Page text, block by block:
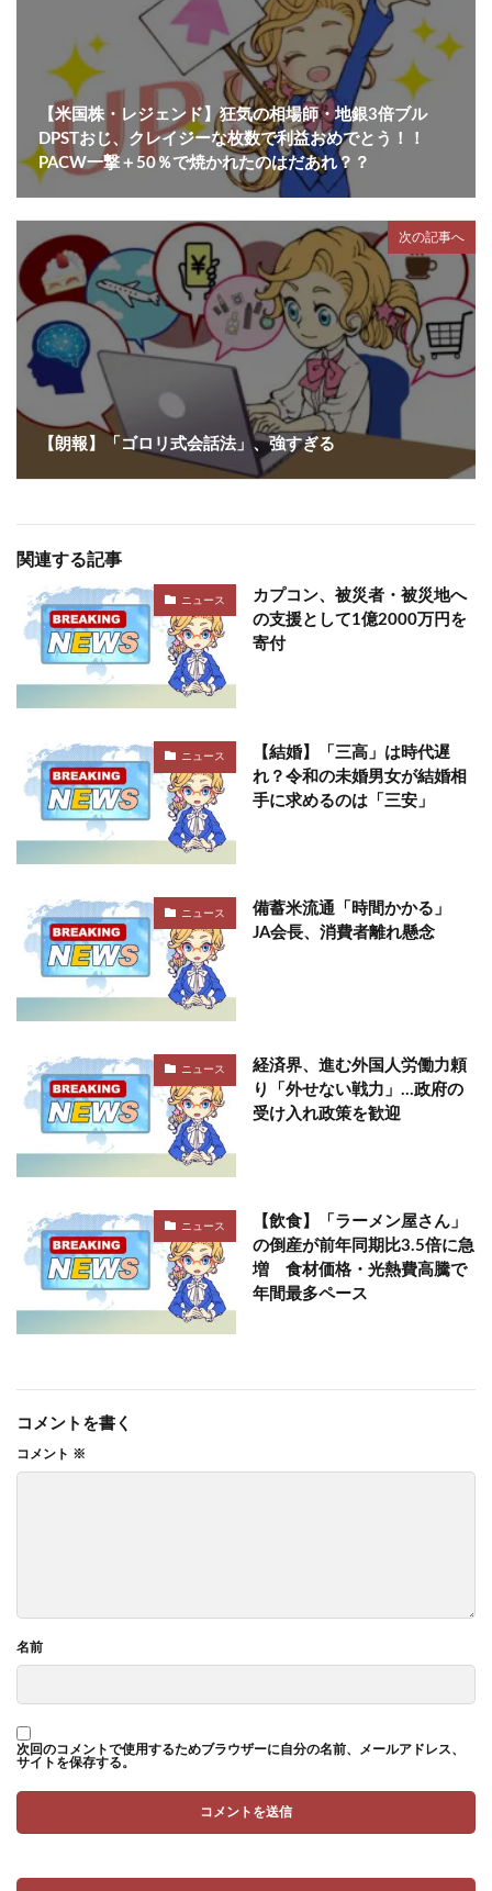
【米国株・レジェンド】狂気の相場師・地銀3倍ブル
DPSTおじ、クレイジーな枚数で利益おめでとう！！
PACW一撃＋50％で焼かれたのはだあれ？？
次の記事へ
【朗報】「ゴロリ式会話法」、強すぎる
関連する記事
ニュース
カプコン、被災者・被災地へ
の支援として1億2000万円を
寄付
ニュース
【結婚】「三高」は時代遅
れ？令和の未婚男女が結婚相
手に求めるのは「三安」
ニュース
備蓄米流通「時間かかる」
JA会長、消費者離れ懸念
ニュース
経済界、進む外国人労働力頼
り「外せない戦力」…政府の
受け入れ政策を歓迎
ニュース
【飲食】「ラーメン屋さん」
の倒産が前年同期比3.5倍に急
増 食材価格・光熱費高騰で
年間最多ペース
コメントを書く
コメント ※
名前
次回のコメントで使用するためブラウザーに自分の名前、メールアドレス、
サイトを保存する。